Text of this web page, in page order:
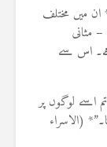
ان میں مختلف
مثانی
اس سے
اسے لوگوں پر
(الاسراء